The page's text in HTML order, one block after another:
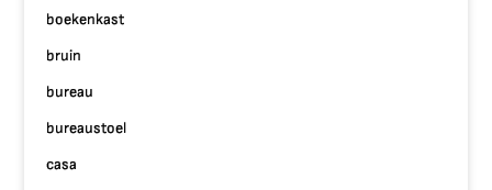
boekenkast
bruin
bureau
bureaustoel
casa